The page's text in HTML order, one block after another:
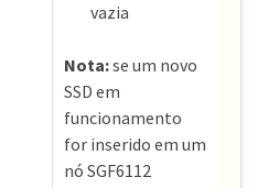
vazia
Nota:se um novo
SSD em
funcionamento
for inserido em um
nó SGF6112